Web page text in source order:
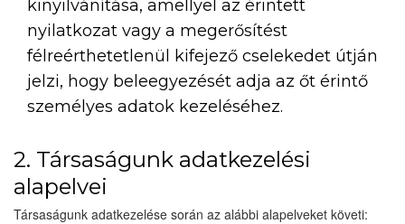
kinyilvánítása, amellyel az érintett
nyilatkozat vagy a megerősítést
félreérthetetlenül kifejező cselekedet útján
jelzi, hogy beleegyezését adja az őt érintő
személyes adatok kezeléséhez.
2. Társaságunk adatkezelési
alapelvei
Társaságunk adatkezelése során az alábbi alapelveket követi: